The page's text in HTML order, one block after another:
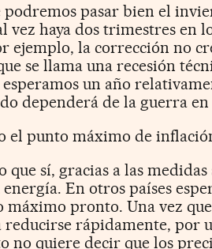
podremos pasar bien el
vez haya dos trimestres en
ejemplo, la corrección no
se llama una recesión
esperamos un año
dependerá de la guerra
el punto máximo de
que sí, gracias a las
En otros países
máximo pronto. Una vez
reducirse rápidamente, por
no quiere decir que los